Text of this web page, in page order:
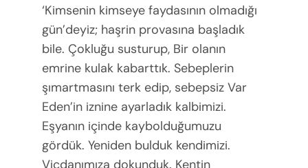
‘Kimsenin kimseye faydasının olmadığı
gün’deyiz; haşrin provasına başladık
bile. Çokluğu susturup, Bir olanın
emrine kulak kabarttık. Sebeplerin
şımartmasını terk edip, sebepsiz Var
Eden’in iznine ayarladık kalbimizi.
Eşyanın içinde kaybolduğumuzu
gördük. Yeniden bulduk kendimizi.
Vicdanımıza dokunduk. Kentin